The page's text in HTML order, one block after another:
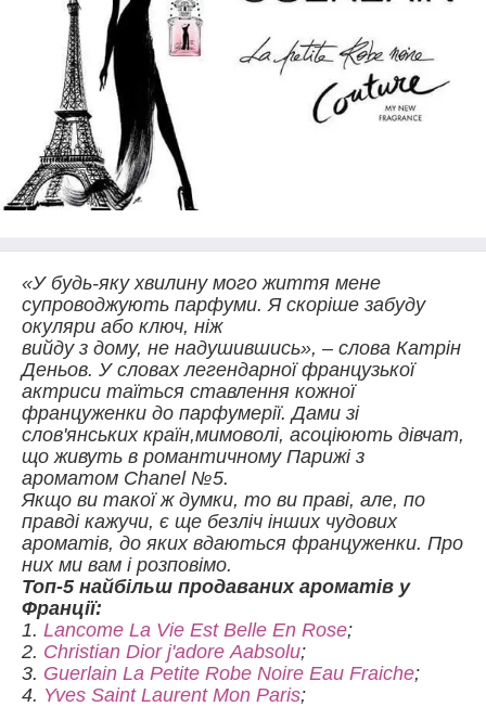
«У будь-яку хвилину мого життя мене
супроводжують парфуми. Я скоріше забуду
окуляри або ключ, ніж
вийду з дому, не надушившись», – слова Катрін
Деньов. У словах легендарної французької
актриси таїться ставлення кожної
француженки до парфумерії.Дами зі
слов'янських країн,мимоволі, асоціюють дівчат,
що живуть в романтичному Парижі з
ароматом Chanel №5.
Якщо ви такої ж думки, то ви праві, але, по
правді кажучи, є ще безліч інших чудових
ароматів, до яких вдаються француженки. Про
них ми вам і розповімо.
Топ-5 найбільш продаваних ароматів у
Франції:
1. Lancome La Vie Est Belle En Rose;
2. Christian Dior j'adore Аabsolu;
3. Guerlain La Petite Robe Noire Eau Fraiche;
4. Yves Saint Laurent Mon Paris;